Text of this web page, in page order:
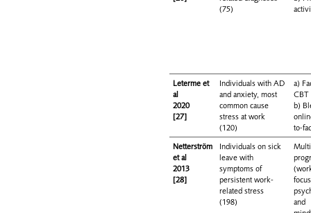
(75)
Leterme et
al
2020
[27]
Individuals with AD
and anxiety, most
common cause
stress at work
(120)
a)
CBT
b)
to-
Netterström
et al
2013
[28]
Individuals on sick
leave with
symptoms of
persistent work-
related stress
(198)
and